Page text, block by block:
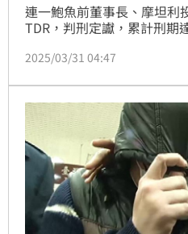
連一鮑魚前董事長、摩坦利
TDR，判刑定讞，累計刑期
合議庭解除鍾文智的科技監
書記官炸鍋。高等法院31
院長以高院名義，請求將審
松送法官評鑑委員會評鑑。
置。
2025/03/31 04:47